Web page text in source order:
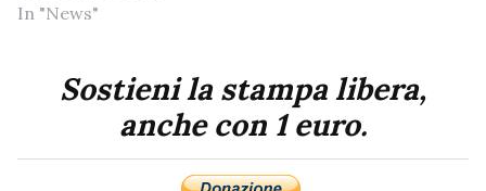
In "News"
Sostieni la stampa libera,
anche con 1 euro.